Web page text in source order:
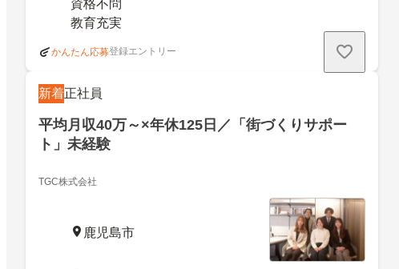
資格不問
教育充実
かんたん応募登録エントリー
新着正社員
平均月収40万～×年休125日／「街づくりサポー
ト」未経験
TGC株式会社
鹿児島市